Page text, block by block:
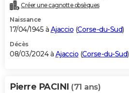
Créer une cagnotte obsèques
Naissance
17/04/1945 à Ajaccio (Corse-du-Sud)
Décès
08/03/2024 à Ajaccio (Corse-du-Sud)
Pierre PACINI (71 ans)